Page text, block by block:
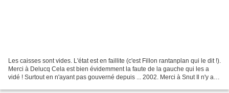
Les caisses sont vides. L'état est en faillite (c'est Fillon rantanplan qui le dit !).
Merci à Delucq Cela est bien évidemment la faute de la gauche qui les a
vidé ! Surtout en n'ayant pas gouverné depuis ... 2002. Merci à Snut Il n'y a